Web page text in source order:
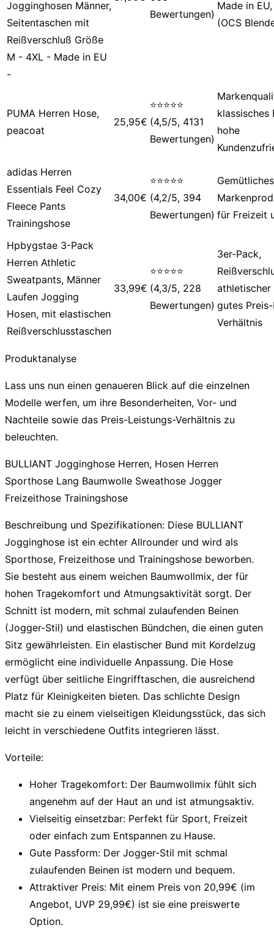
Jogginghosen Männer,
Seitentaschen mit
Reißverschluß Größe
M - 4XL - Made in EU
-
Bewertungen)
Made in
(OCS
PUMA Herren Hose,
peacoat
25,95€
⭐⭐⭐⭐⭐
(4,5/5, 4131
Bewertungen)
klassisches
hohe
adidas Herren
Essentials Feel Cozy
Fleece Pants
Trainingshose
34,00€
⭐⭐⭐⭐⭐
(4,2/5, 394
Bewertungen) für Freizeit
Hpbygstae 3-Pack
Herren Athletic
Sweatpants, Männer
Laufen Jogging
Hosen, mit elastischen
Reißverschlusstaschen
33,99€
⭐⭐⭐⭐⭐
(4,3/5, 228
Bewertungen)
3er-Pack,
athletischer
gutes
Verhältnis
Produktanalyse
Lass uns nun einen genaueren Blick auf die einzelnen
Modelle werfen, um ihre Besonderheiten, Vor- und
Nachteile sowie das Preis-Leistungs-Verhältnis zu
beleuchten.
BULLIANT Jogginghose Herren, Hosen Herren
Sporthose Lang Baumwolle Sweathose Jogger
Freizeithose Trainingshose
Beschreibung und Spezifikationen: Diese BULLIANT
Jogginghose ist ein echter Allrounder und wird als
Sporthose, Freizeithose und Trainingshose beworben.
Sie besteht aus einem weichen Baumwollmix, der für
hohen Tragekomfort und Atmungsaktivität sorgt. Der
Schnitt ist modern, mit schmal zulaufenden Beinen
(Jogger-Stil) und elastischen Bündchen, die einen guten
Sitz gewährleisten. Ein elastischer Bund mit Kordelzug
ermöglicht eine individuelle Anpassung. Die Hose
verfügt über seitliche Eingrifftaschen, die ausreichend
Platz für Kleinigkeiten bieten. Das schlichte Design
macht sie zu einem vielseitigen Kleidungsstück, das sich
leicht in verschiedene Outfits integrieren lässt.
Vorteile:
Hoher Tragekomfort: Der Baumwollmix fühlt sich
angenehm auf der Haut an und ist atmungsaktiv.
Vielseitig einsetzbar: Perfekt für Sport, Freizeit
oder einfach zum Entspannen zu Hause.
Gute Passform: Der Jogger-Stil mit schmal
zulaufenden Beinen ist modern und bequem.
Attraktiver Preis: Mit einem Preis von 20,99€ (im
Angebot, UVP 29,99€) ist sie eine preiswerte
Option.